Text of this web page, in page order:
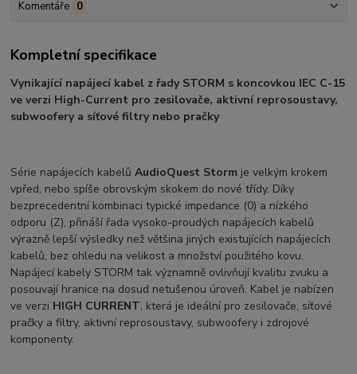
Komentáře 0
Kompletní specifikace
Vynikající napájecí kabel z řady STORM s koncovkou IEC C-15
ve verzi High-Current pro zesilovače, aktivní reprosoustavy,
subwoofery a síťové filtry nebo pračky
Série napájecích kabelůAudioQuest Storm je velkým krokem
vpřed, nebo spíše obrovským skokem do nové třídy. Díky
bezprecedentní kombinaci typické impedance (0) a nízkého
odporu (Z), přináší řada vysoko-proudých napájecích kabelů
výrazně lepší výsledky než většina jiných existujících napájecích
kabelů, bez ohledu na velikost a množství použitého kovu.
Napájecí kabely STORM tak významně ovlivňují kvalitu zvuku a
posouvají hranice na dosud netušenou úroveň. Kabel je nabízen
ve verzi HIGH CURRENT, která je ideální pro zesilovače, síťové
pračky a filtry, aktivní reprosoustavy, subwoofery i zdrojové
komponenty.